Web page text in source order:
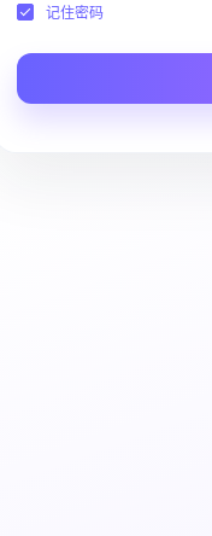
记住密码